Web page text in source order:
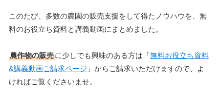
このたび、多数の農園の販売支援をして得たノウハウを、無
料のお役立ち資料と講義動画にまとめました。
農作物の販売に少しでも興味のある方は「無料お役立ち資料
&講義動画ご請求ページ 」からご請求いただけますので、よ
ければご覧くださいませ。